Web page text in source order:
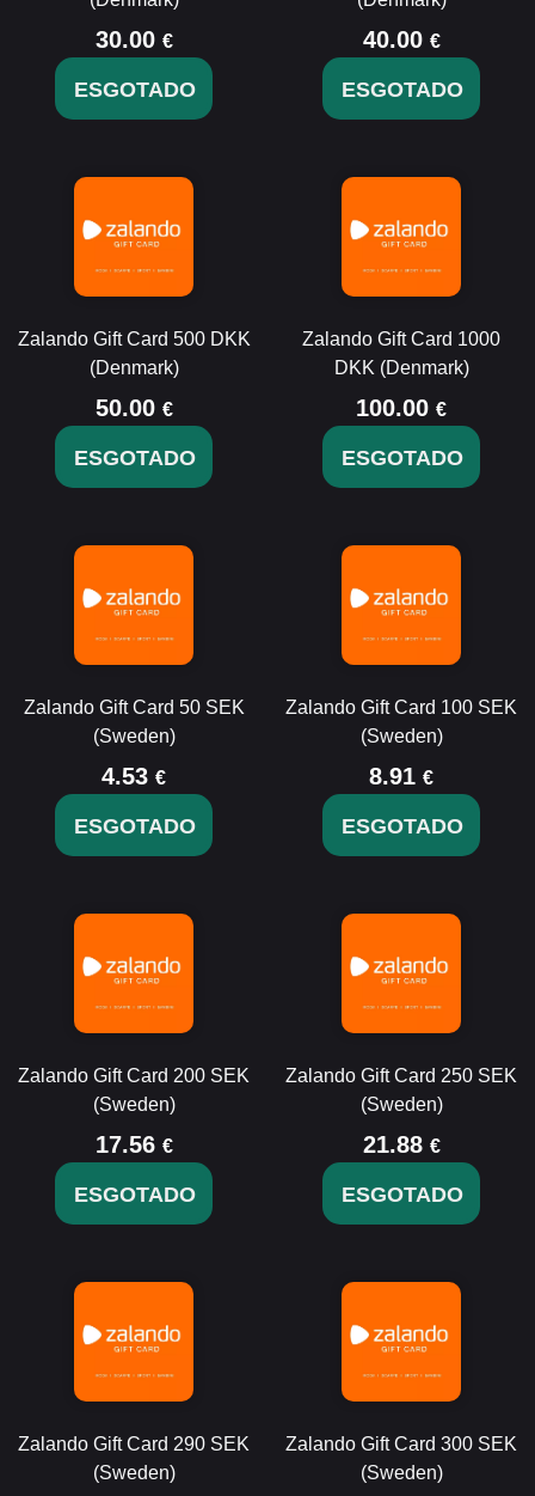
30.00 €
ESGOTADO
40.00 €
ESGOTADO
Zalando Gift Card 500 DKK
(Denmark)
50.00 €
ESGOTADO
Zalando Gift Card 1000
DKK (Denmark)
100.00 €
ESGOTADO
Zalando Gift Card 50 SEK
(Sweden)
4.53 €
ESGOTADO
Zalando Gift Card 100 SEK
(Sweden)
8.91 €
ESGOTADO
Zalando Gift Card 200 SEK
(Sweden)
17.56 €
ESGOTADO
Zalando Gift Card 250 SEK
(Sweden)
21.88 €
ESGOTADO
Zalando Gift Card 290 SEK
(Sweden)
Zalando Gift Card 300 SEK
(Sweden)